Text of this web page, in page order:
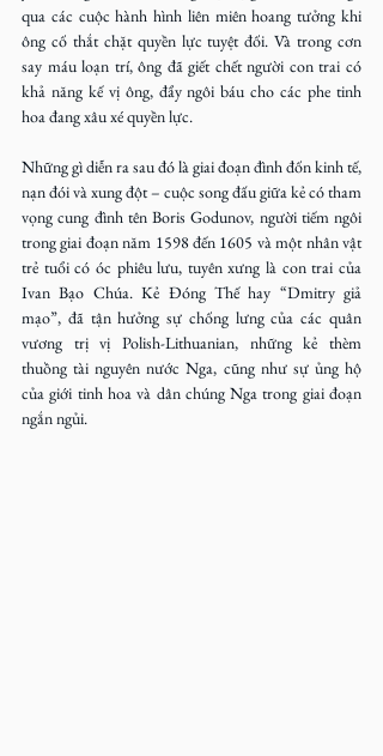
qua các cuộc hành hình liên miên hoang tưởng khi
ông cố thắt chặt quyền lực tuyệt đối. Và trong cơn
say máu loạn trí, ông đã giết chết người con trai có
khả năng kế vị ông, đẩy ngôi báu cho các phe tinh
hoa đang xâu xé quyền lực.
Những gì diễn ra sau đó là giai đoạn đình đốn kinh tế,
nạn đói và xung đột – cuộc song đấu giữa kẻ có tham
vọng cung đình tên Boris Godunov, người tiếm ngôi
trong giai đoạn năm 1598 đến 1605 và một nhân vật
trẻ tuổi có óc phiêu lưu, tuyên xưng là con trai của
Ivan Bạo Chúa. Kẻ Đóng Thế hay “Dmitry giả
mạo”, đã tận hưởng sự chống lưng của các quân
vương trị vị Polish-Lithuanian, những kẻ thèm
thuồng tài nguyên nước Nga, cũng như sự ủng hộ
của giới tinh hoa và dân chúng Nga trong giai đoạn
ngắn ngủi.